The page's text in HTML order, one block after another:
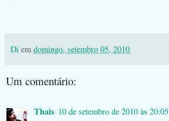
Di em domingo, setembro 05, 2010
Um comentário:
Thais 10 de setembro de 2010 às 20:05